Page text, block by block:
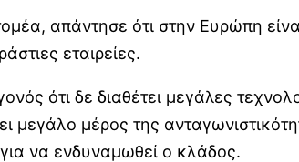
απάντησε ότι στην Ευρώπη
εταιρείες.
ότι δε διαθέτει μεγάλες
μεγάλο μέρος της
να ενδυναμωθεί ο κλάδος.